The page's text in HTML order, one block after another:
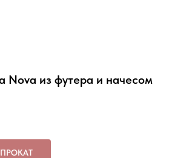
Nova из футера и начесом